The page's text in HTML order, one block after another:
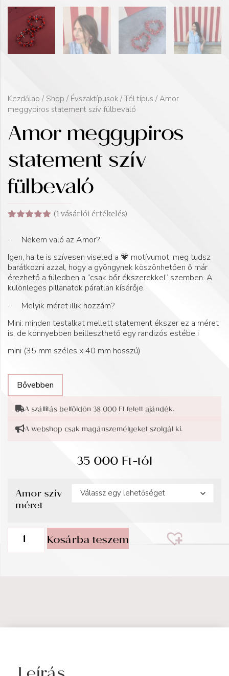
Kezdőlap / Shop / Évszaktípusok / Tél típus / Amor
meggypiros statement szív fülbevaló
Amor meggypiros
statement szív
fülbevaló
ből,
alapján
(1vásárlói értékelés)
· Nekem való az Amor?
Igen, ha te is szívesen viseled a 💗 motívumot, meg tudsz
barátkozni azzal, hogy a gyöngynek köszönhetően ő már
érezhető a füledben a “csak bőr ékszerekkel” szemben. A
különleges pillanatok páratlan kísérője.
· Melyik méret illik hozzám?
Mini: minden testalkat mellett statement ékszer ez a méret
is, de könnyebben beilleszthető egy randizós estébe i
mini (35 mm széles x 40 mm hosszú)
Bővebben
A szállítás belföldön 38 000 Ft felett ajándék.
A webshop csak magánszemélyeket szolgál ki.
35 000Ft-tól
Amor szív
méret
Kosárba teszem